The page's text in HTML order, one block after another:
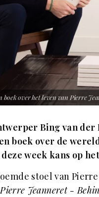
over het leven van Pierre
Bing van
boek over de
week kans op
stoel van
Pierre Jeanneret -